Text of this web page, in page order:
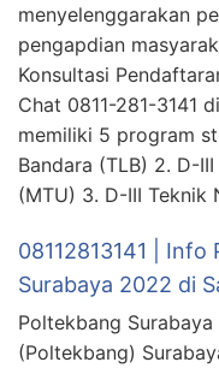
menyelenggarakan
pengapdian
Konsultasi
Chat 0811-281-3141
memiliki 5 program
Bandara (TLB) 2. D-
(MTU) 3. D-III Teknik
08112813141 |
Surabaya 2022 di
Poltekbang
(Poltekbang)